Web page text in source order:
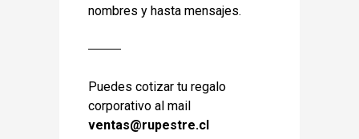
nombres y hasta mensajes.
Puedes cotizar tu regalo
corporativo al mail
ventas@rupestre.cl